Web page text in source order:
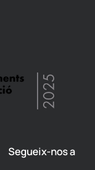
Segueix-nos a